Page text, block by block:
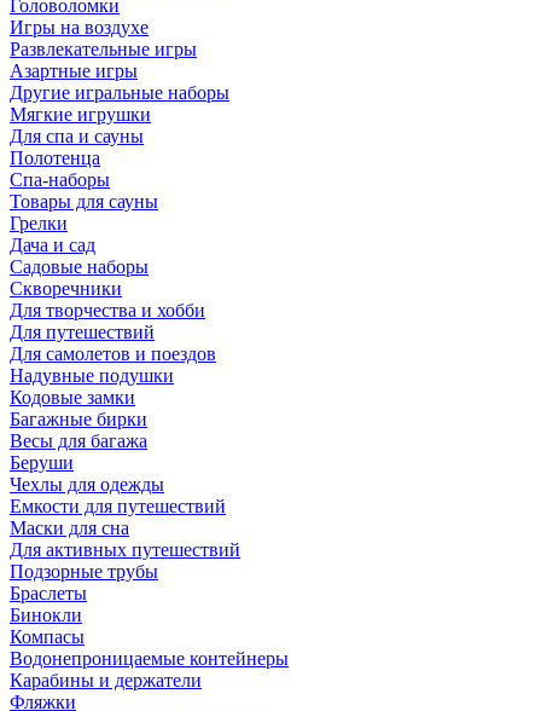
Головоломки
Игры на воздухе
Развлекательные игры
Азартные игры
Другие игральные наборы
Мягкие игрушки
Для спа и сауны
Полотенца
Спа-наборы
Товары для сауны
Грелки
Дача и сад
Садовые наборы
Скворечники
Для творчества и хобби
Для путешествий
Для самолетов и поездов
Надувные подушки
Кодовые замки
Багажные бирки
Весы для багажа
Беруши
Чехлы для одежды
Емкости для путешествий
Маски для сна
Для активных путешествий
Подзорные трубы
Браслеты
Бинокли
Компасы
Водонепроницаемые контейнеры
Карабины и держатели
Фляжки